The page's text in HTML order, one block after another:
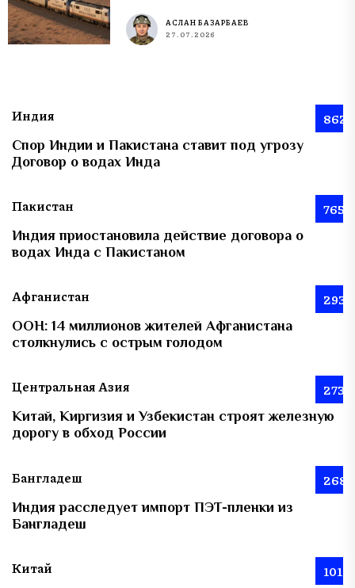
АСЛАН БАЗАРБАЕВ
27.07.2026
Индия 862
Спор Индии и Пакистана ставит под угрозу
Договор о водах Инда
Пакистан 765
Индия приостановила действие договора о
водах Инда с Пакистаном
Афганистан 293
ООН: 14 миллионов жителей Афганистана
столкнулись с острым голодом
Центральная Азия 273
Китай, Киргизия и Узбекистан строят железную
дорогу в обход России
Бангладеш 268
Индия расследует импорт ПЭТ-пленки из
Бангладеш
Китай 101